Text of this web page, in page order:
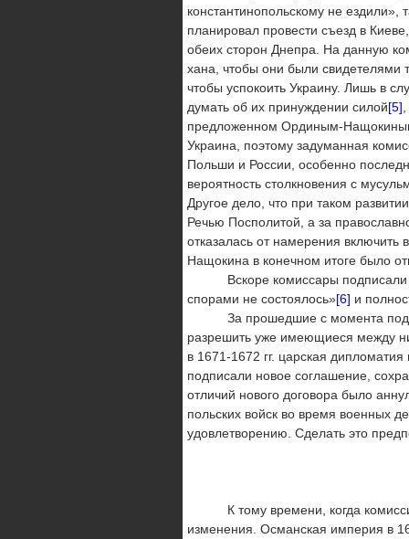
константинопольскому не
планировал провести съезд в
обеих сторон Днепра. На данную
хана, чтобы они были свидетелями
чтобы успокоить Украину. Лишь в
думать об их принуждении силой[5]
предложенном Ординым-
Украина, поэтому задуманная
Польши и России, особенно
вероятность столкновения с
Другое дело, что при таком
Речью Посполитой, а за
отказалась от намерения
Нащокина в конечном итоге было
Вскоре комиссары подписали
спорами не состоялось»[6] и
За прошедшие с момента
разрешить уже имеющиеся между
в 1671-1672 гг. царская
подписали новое соглашение,
отличий нового договора было
польских войск во время военных
удовлетворению. Сделать это
К тому времени, когда комиссия
изменения. Османская империя в